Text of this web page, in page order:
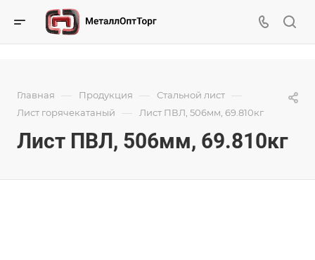
Главная — Продукция — Стальной лист —
Лист горячекатаный — Лист ПВЛ, 506мм, 69.810кг
Лист ПВЛ, 506мм, 69.810кг